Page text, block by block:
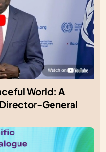
World: A
General